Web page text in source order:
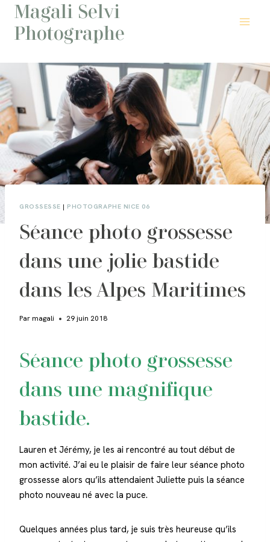
Aller
contenu
Magali Selvi
Photographe
GROSSESSE | PHOTOGRAPHE NICE 06
Séance photo grossesse
dans une jolie bastide
dans les Alpes Maritimes
Parmagali 29 juin 2018
Séance photo grossesse
dans une magnifique
bastide.
Lauren et Jérémy, je les ai rencontré au tout début de
mon activité. J’ai eu le plaisir de faire leur séance photo
grossesse alors qu’ils attendaient Juliette puis la séance
photo nouveau né avec la puce.
Quelques années plus tard, je suis très heureuse qu’ils